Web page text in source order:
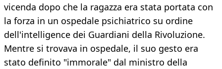
vicenda dopo che la ragazza era stata portata con
la forza in un ospedale psichiatrico su ordine
dell'intelligence dei Guardiani della Rivoluzione.
Mentre si trovava in ospedale, il suo gesto era
stato definito "immorale" dal ministro della